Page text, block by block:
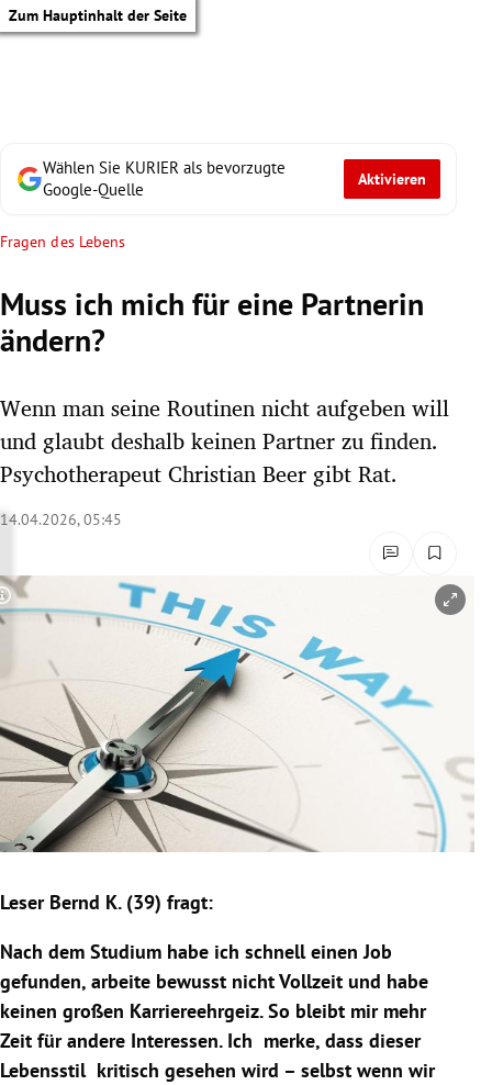
Zum Hauptinhalt der Seite
Untermenü
Untermenü
Untermenü
Untermenü
Untermenü
Untermenü
Untermenü
Wählen Sie KURIER als bevorzugte
Google-Quelle
Aktivieren
Fragen des Lebens
Muss ich mich für eine Partnerin
ändern?
Wenn man seine Routinen nicht aufgeben will
und glaubt deshalb keinen Partner zu finden.
Psychotherapeut Christian Beer gibt Rat.
14.04.2026, 05:45
Copyright-Hinweis öffnen/schließen
Leser Bernd K. (39) fragt:
Nach dem Studium habe ich schnell einen Job
gefunden, arbeite bewusst nicht Vollzeit und habe
keinen großen Karriereehrgeiz. So bleibt mir mehr
Zeit für andere Interessen. Ich merke, dass dieser
Lebensstil kritisch gesehen wird – selbst wenn wir